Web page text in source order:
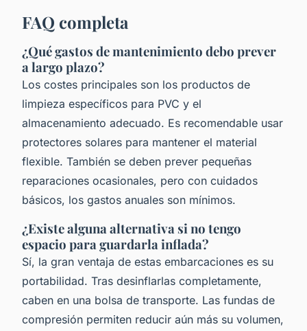
FAQ completa
¿Qué gastos de mantenimiento debo prever
a largo plazo?
Los costes principales son los productos de
limpieza específicos para PVC y el
almacenamiento adecuado. Es recomendable usar
protectores solares para mantener el material
flexible. También se deben prever pequeñas
reparaciones ocasionales, pero con cuidados
básicos, los gastos anuales son mínimos.
¿Existe alguna alternativa si no tengo
espacio para guardarla inflada?
Sí, la gran ventaja de estas embarcaciones es su
portabilidad. Tras desinflarlas completamente,
caben en una bolsa de transporte. Las fundas de
compresión permiten reducir aún más su volumen,